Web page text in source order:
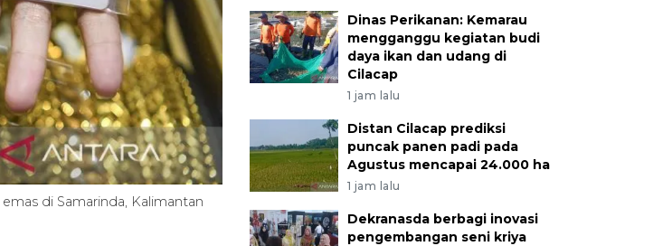
di Samarinda, Kalimantan
Dinas Perikanan: Kemarau
mengganggu kegiatan budi
daya ikan dan udang di
Cilacap
1 jam lalu
Distan Cilacap prediksi
puncak panen padi pada
Agustus mencapai 24.000 ha
1 jam lalu
Dekranasda berbagi inovasi
pengembangan seni kriya